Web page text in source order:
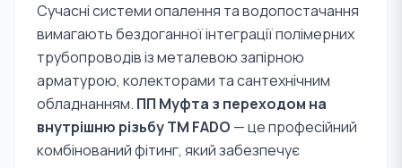
Сучасні системи опалення та водопостачання
вимагають бездоганної інтеграції полімерних
трубопроводів із металевою запірною
арматурою, колекторами та сантехнічним
обладнанням. ПП Муфта з переходом на
внутрішню різьбу TM FADO — це професійний
комбінований фітинг, який забезпечує